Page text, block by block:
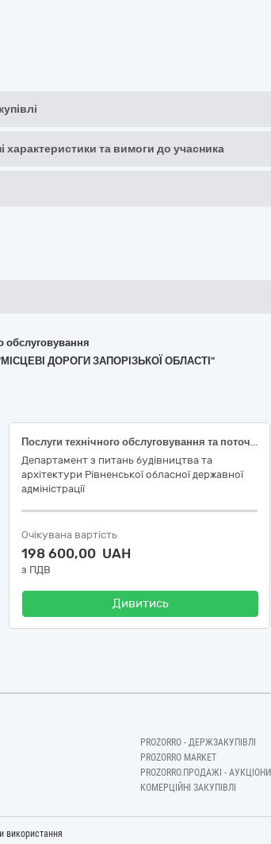
характеристики та вимоги до учасника
обслуговування
ДОРОГИ ЗАПОРІЗЬКОЇ ОБЛАСТІ"
Послуги технічного обслуговування та поточного ремонту транспортних засобів
Департамент з питань будівництва та
архітектури Рівненської обласної державної
адміністрації
Очікувана вартість
198 600,00 UAH
з ПДВ
Дивитись
PROZORRO - ДЕРЖЗАКУПІВЛІ
PROZORRO MARKET
PROZORRO.ПРОДАЖІ - АУКЦІОНИ
КОМЕРЦІЙНІ ЗАКУПІВЛІ
використання